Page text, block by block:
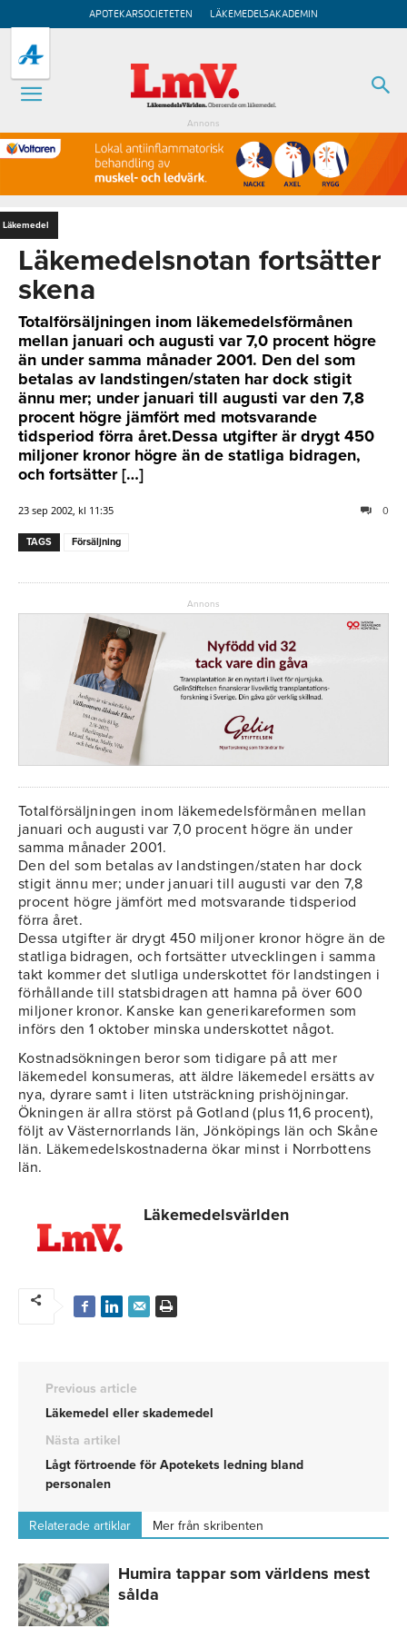
APOTEKARSOCIETETEN LÄKEMEDELSAKADEMIN
Annons
Läkemedel
Läkemedelsnotan fortsätter
skena
Totalförsäljningen inom läkemedelsförmånen
mellan januari och augusti var 7,0 procent högre
än under samma månader 2001. Den del som
betalas av landstingen/staten har dock stigit
ännu mer; under januari till augusti var den 7,8
procent högre jämfört med motsvarande
tidsperiod förra året.Dessa utgifter är drygt 450
miljoner kronor högre än de statliga bidragen,
och fortsätter […]
23 sep 2002, kl 11:35 0
TAGS Försäljning
Annons
Totalförsäljningen inom läkemedelsförmånen mellan
januari och augusti var 7,0 procent högre än under
samma månader 2001.
Den del som betalas av landstingen/staten har dock
stigit ännu mer; under januari till augusti var den 7,8
procent högre jämfört med motsvarande tidsperiod
förra året.
Dessa utgifter är drygt 450 miljoner kronor högre än de
statliga bidragen, och fortsätter utvecklingen i samma
takt kommer det slutliga underskottet för landstingen i
förhållande till statsbidragen att hamna på över 600
miljoner kronor. Kanske kan generikareformen som
införs den 1 oktober minska underskottet något.
Kostnadsökningen beror som tidigare på att mer
läkemedel konsumeras, att äldre läkemedel ersätts av
nya, dyrare samt i liten utsträckning prishöjningar.
Ökningen är allra störst på Gotland (plus 11,6 procent),
följt av Västernorrlands län, Jönköpings län och Skåne
län. Läkemedelskostnaderna ökar minst i Norrbottens
län.
Läkemedelsvärlden
Previous article
Läkemedel eller skademedel
Nästa artikel
Lågt förtroende för Apotekets ledning bland
personalen
Relaterade artiklar Mer från skribenten
Humira tappar som världens mest
sålda